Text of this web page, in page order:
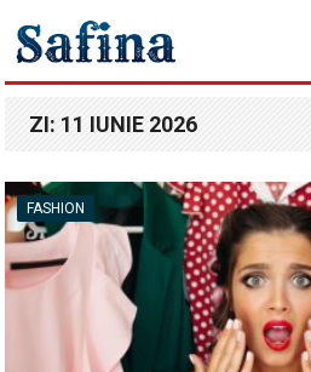
ZI: 11 IUNIE 2026
FASHION